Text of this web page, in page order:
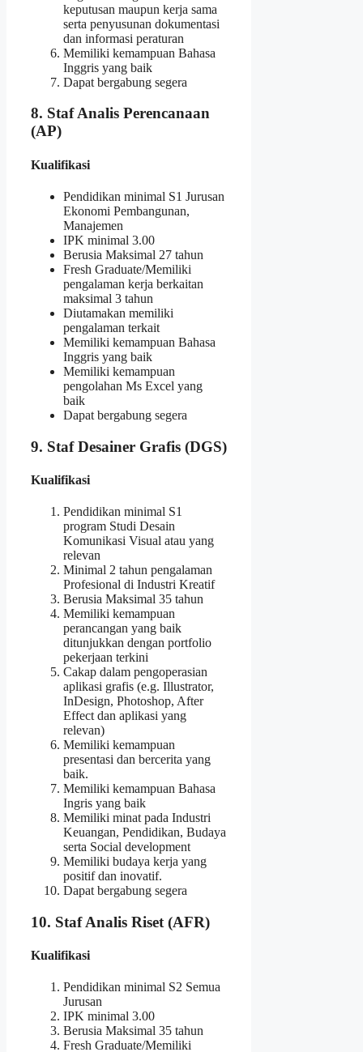
keputusan maupun kerja sama
serta penyusunan dokumentasi
dan informasi peraturan
Memiliki kemampuan Bahasa
Inggris yang baik
Dapat bergabung segera
8. Staf Analis Perencanaan
(AP)
Kualifikasi
Pendidikan minimal S1 Jurusan
Ekonomi Pembangunan,
Manajemen
IPK minimal 3.00
Berusia Maksimal 27 tahun
Fresh Graduate/Memiliki
pengalaman kerja berkaitan
maksimal 3 tahun
Diutamakan memiliki
pengalaman terkait
Memiliki kemampuan Bahasa
Inggris yang baik
Memiliki kemampuan
pengolahan Ms Excel yang
baik
Dapat bergabung segera
9. Staf Desainer Grafis (DGS)
Kualifikasi
Pendidikan minimal S1
program Studi Desain
Komunikasi Visual atau yang
relevan
Minimal 2 tahun pengalaman
Profesional di Industri Kreatif
Berusia Maksimal 35 tahun
Memiliki kemampuan
perancangan yang baik
ditunjukkan dengan portfolio
pekerjaan terkini
Cakap dalam pengoperasian
aplikasi grafis (e.g. Illustrator,
InDesign, Photoshop, After
Effect dan aplikasi yang
relevan)
Memiliki kemampuan
presentasi dan bercerita yang
baik.
Memiliki kemampuan Bahasa
Ingris yang baik
Memiliki minat pada Industri
Keuangan, Pendidikan, Budaya
serta Social development
Memiliki budaya kerja yang
positif dan inovatif.
Dapat bergabung segera
10. Staf Analis Riset (AFR)
Kualifikasi
Pendidikan minimal S2 Semua
Jurusan
IPK minimal 3.00
Berusia Maksimal 35 tahun
Fresh Graduate/Memiliki